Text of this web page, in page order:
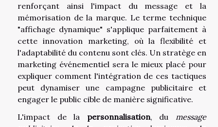
renforçant ainsi l'impact du message et la
mémorisation de la marque. Le terme technique
"affichage dynamique" s'applique parfaitement à
cette innovation marketing, où la flexibilité et
l'adaptabilité du contenu sont clés. Un stratège en
marketing événementiel sera le mieux placé pour
expliquer comment l'intégration de ces tactiques
peut dynamiser une campagne publicitaire et
engager le public cible de manière significative.
L'impact de la personnalisation, du message